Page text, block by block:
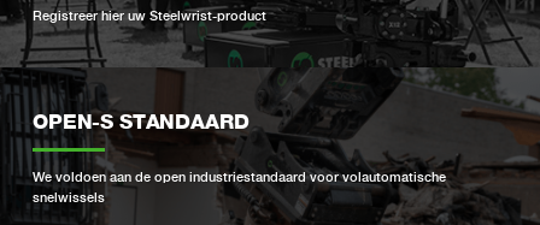
Registreer hier uw Steelwrist-product
OPEN-S STANDAARD
We voldoen aan de open industriestandaard voor volautomatische
snelwissels